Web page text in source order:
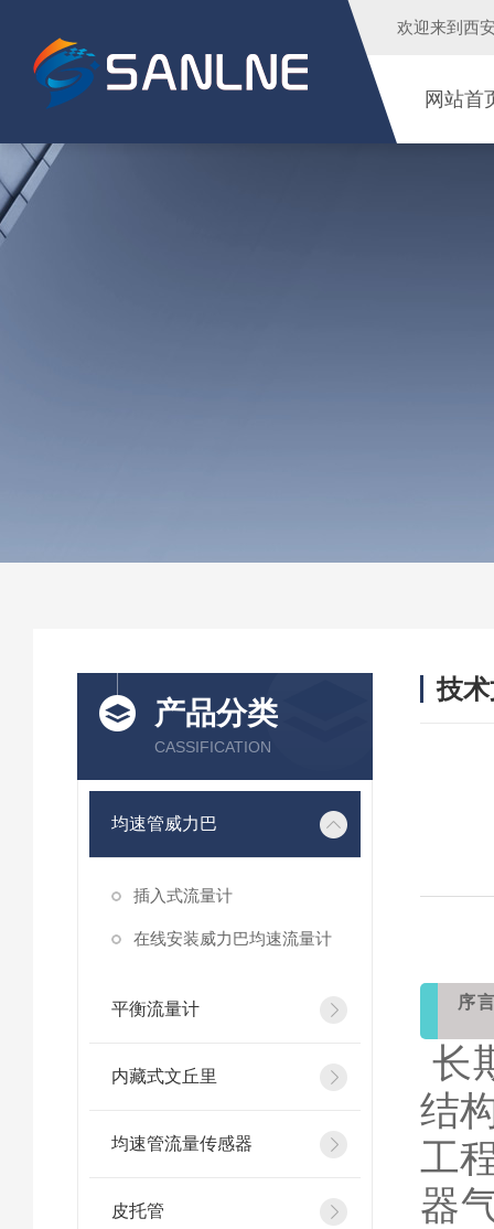
欢迎来到 西
网站首
产品分类
CASSIFICATION
均速管威力巴
插入式流量计
在线安装威力巴均速流量计
平衡流量计
内藏式文丘里
均速管流量传感器
皮托管
技
序
长
结
工
器